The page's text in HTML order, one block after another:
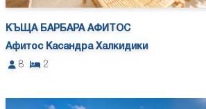
КЪЩА БАРБАРА АФИТОС
Афитос Касандра Халкидики
8
2